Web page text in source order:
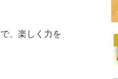
、楽しく力を